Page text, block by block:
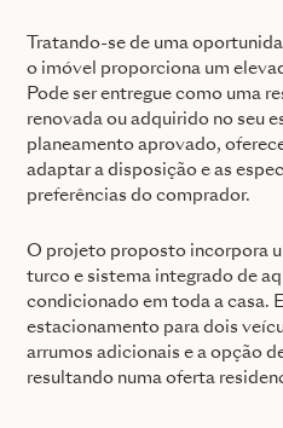
Tratando-se de uma
o imóvel proporciona um
Pode ser entregue como uma
renovada ou adquirido no seu
planeamento aprovado,
adaptar a disposição e as
preferências do comprador.
O projeto proposto incorpora
turco e sistema integrado de
condicionado em toda a casa.
estacionamento para dois
arrumos adicionais e a opção
resultando numa oferta